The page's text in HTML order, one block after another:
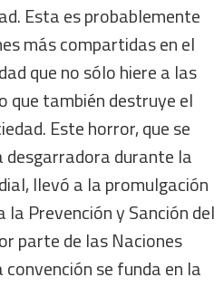
Esta es probablemente
más compartidas en el
que no sólo hiere a las
que también destruye el
Este horror, que se
durante la
llevó a la promulgación
la Prevención y Sanción del
parte de las Naciones
convención se funda en la